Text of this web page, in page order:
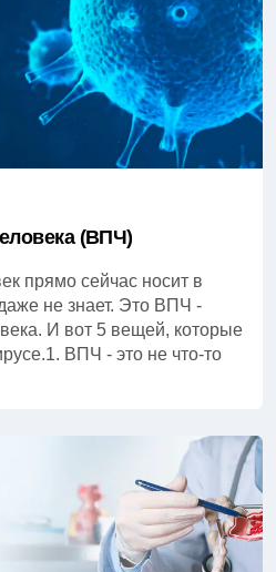
(ВПЧ)
прямо сейчас носит в
не знает. Это ВПЧ -
И вот 5 вещей, которые
ВПЧ - это не что-то